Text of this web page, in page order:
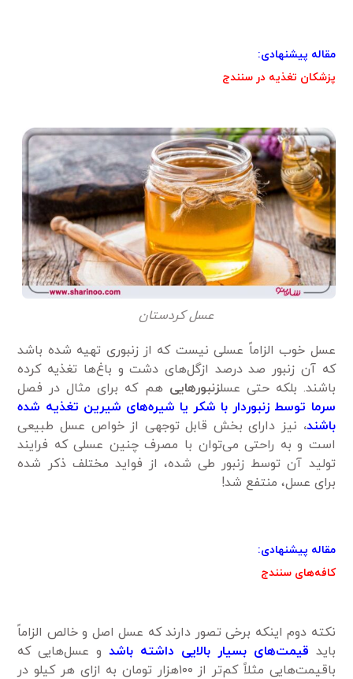
مقاله پیشنهادی:
پزشکان تغذیه در سنندج
عسل کردستان
عسل خوب الزاماً عسلی نیست که از زنبوری تهیه شده باشد
که آن زنبور صد درصد ازگل‌های دشت و باغ‌ها تغذیه کرده
باشند. بلکه حتی عسلزنبورهایی هم که برای مثال در فصل
سرما توسط زنبوردار با شکر یا شیره‌های شیرین تغذیه ‌شده
باشند، نیز دارای بخش قابل ‌توجهی از خواص عسل طبیعی
است و به ‌راحتی می‌توان با مصرف چنین عسلی که فرایند
تولید آن توسط زنبور طی شده، از فواید مختلف ذکر شده
برای عسل، منتفع شد!
مقاله پیشنهادی:
کافه‌های سنندج
نکته دوم اینکه برخی تصور دارند که عسل اصل و خالص الزاماً
باید قیمت‌های بسیار بالایی داشته باشدو عسل‌هایی که
باقیمت‌هایی مثلاً کم‌تر از ۱۰۰هزار تومان به ازای هر کیلو در